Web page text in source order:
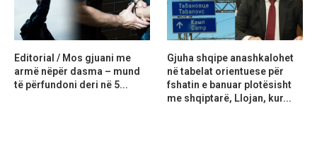
Editorial / Mos gjuani me
armë nëpër dasma – mund
të përfundoni deri në 5...
Gjuha shqipe anashkalohet
në tabelat orientuese për
fshatin e banuar plotësisht
me shqiptarë, Llojan, kur...